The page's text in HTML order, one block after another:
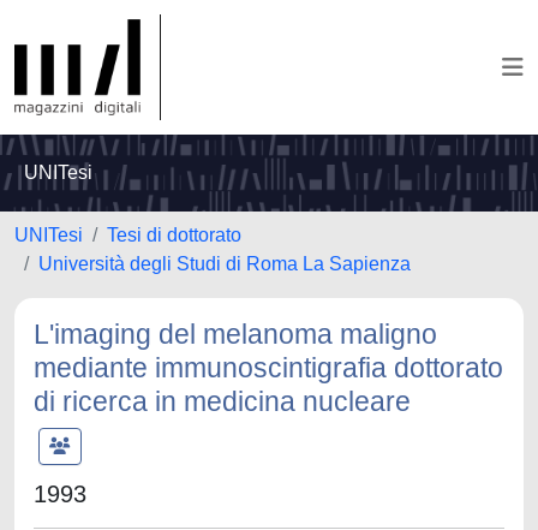
UNITesi
UNITesi
Tesi di dottorato
Università degli Studi di Roma La Sapienza
L'imaging del melanoma maligno
mediante immunoscintigrafia dottorato
di ricerca in medicina nucleare
1993